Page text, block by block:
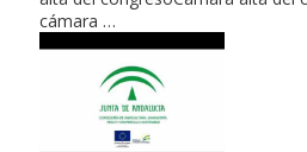
cámara …